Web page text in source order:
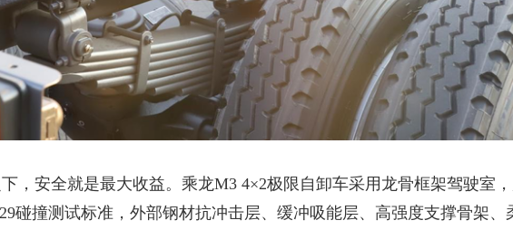
，安全就是最大收益。乘龙M3 4×2极限自卸车采用龙骨框架驾驶室
碰撞测试标准，外部钢材抗冲击层、缓冲吸能层、高强度支撑骨架、